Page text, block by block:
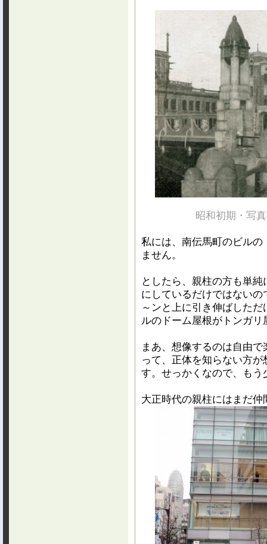
昭和初期・写
私には、南伝馬町のビル
ません。
としたら、親柱の方も単
にしているだけではない
～ンと上に引き伸ばした
ルのドーム屋根がトンガ
まあ、想像するのは自由
って、正体を知らない方
す。せっかくなので、も
大正時代の親柱にはまだ